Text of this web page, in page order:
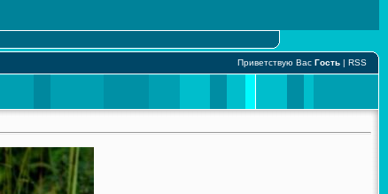
Приветствую Вас Гость | RSS